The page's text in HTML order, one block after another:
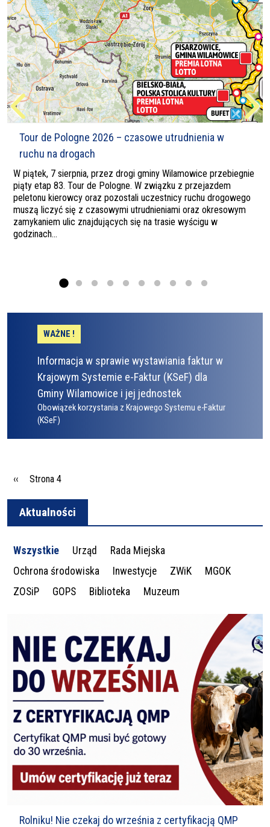
Tour de Pologne 2026 – czasowe utrudnienia w
ruchu na drogach
W piątek, 7 sierpnia, przez drogi gminy Wilamowice przebiegnie
piąty etap 83. Tour de Pologne. W związku z przejazdem
peletonu kierowcy oraz pozostali uczestnicy ruchu drogowego
muszą liczyć się z czasowymi utrudnieniami oraz okresowym
zamykaniem ulic znajdujących się na trasie wyścigu w
godzinach...
WAŻNE !
Informacja w sprawie wystawiania faktur w
Krajowym Systemie e-Faktur (KSeF) dla
Gminy Wilamowice i jej jednostek
Obowiązek korzystania z Krajowego Systemu e-Faktur
(KSeF)
Stronicowanie
Poprzednia strona
‹‹ Strona 4
Aktualności
Wszystkie Urząd
Rada Miejska
Ochrona środowiska
Inwestycje ZWiK
MGOK
ZOSiP
GOPS Biblioteka Muzeum
Rolniku! Nie czekaj do września z certyfikacją QMP